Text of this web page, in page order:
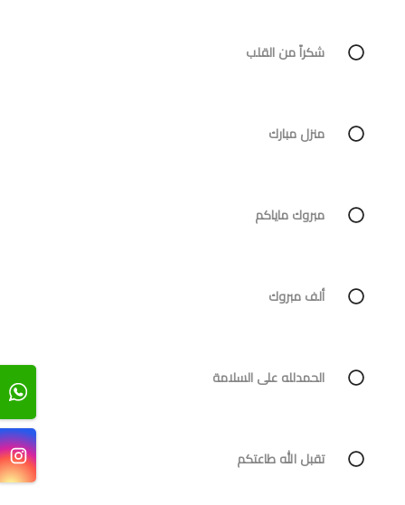
شكراً من القلب
منزل مبارك
مبروك ماياكم
ألف مبروك
الحمدلله على السلامة
تقبل الله طاعتكم